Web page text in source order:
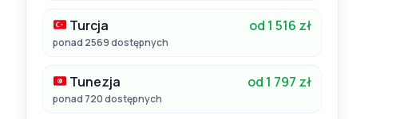
Turcja od 1 516 zł
ponad 2569 dostępnych
Tunezja od 1 797 zł
ponad 720 dostępnych